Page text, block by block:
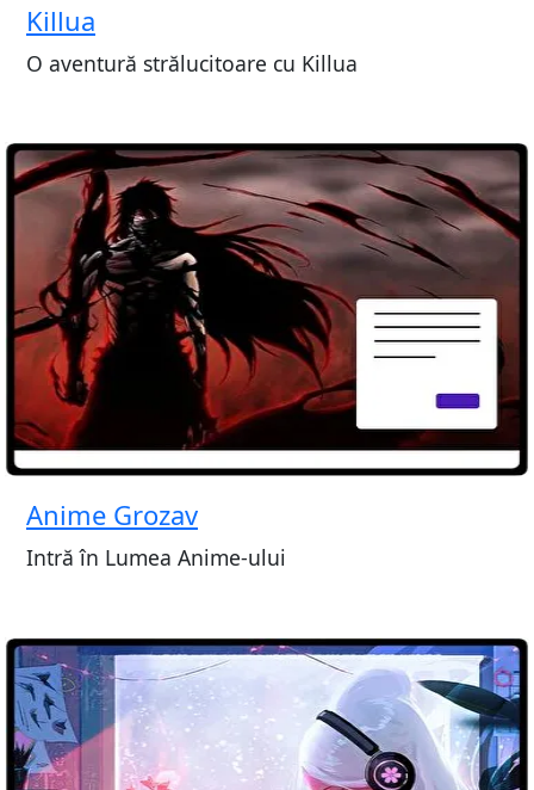
Killua
O aventură strălucitoare cu Killua
Anime Grozav
Intră în Lumea Anime-ului